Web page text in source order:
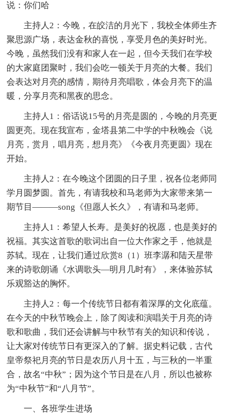
说：你们哈
主持人2：今晚，在皎洁的月光下，我校全体师生齐
聚思源广场，表达金秋的喜悦，享受月色的美好时光。
今晚，虽然我们没有和家人在一起，但今天我们在学校
的大家庭团聚时，我们会吃一顿关于月亮的大餐。我们
会表达对月亮的感情，期待月亮唱歌，体会月亮下的温
暖，分享月亮和黑夜的思念。
主持人1：俗话说15号的月亮是圆的，今晚的月亮更
圆更亮。现在我宣布，金塔县第二中学的中秋晚会《说
月亮，赏月，唱月亮，想月亮》《今夜月亮更圆》现在
开始。
主持人2：在今晚这个团圆的日子里，祝各位老师同
学月圆梦圆。首先，有请我校和马老师为大家带来第一
期节目———song《但愿人长久》，有请和马老师。
主持人1：希望人长寿。是美好的祝愿，也是美好的
祝福。其实这首歌的歌词出自一位大作家之手，他就是
苏轼。现在，让我们通过欣赏8（1）班李潺和陆天星带
来的诗歌朗诵《水调歌头—明月几时有》，来体验苏轼
乐观豁达的胸怀。
主持人2：每一个传统节日都有着深厚的文化底蕴。
在今天的中秋节晚会上，除了阅读和演唱关于月亮的诗
歌和歌曲，我们还会讲解与中秋节有关的知识和传说，
让大家对传统节日有更深入的了解。据史料记载，古代
皇帝祭祀月亮的节日是农历八月十五，与三秋的一半重
合，故名“中秋”；因为这个节日是在八月，所以也被称
为“中秋节”和“八月节”。
一、各班学生进场